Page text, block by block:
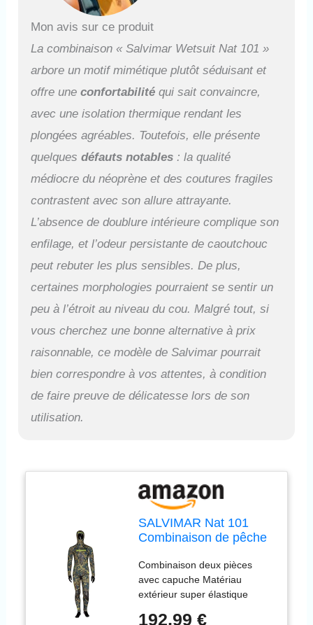
Mon avis sur ce produit
La combinaison « Salvimar Wetsuit Nat 101 »
arbore un motif mimétique plutôt séduisant et
offre uneconfortabilité qui sait convaincre,
avec une isolation thermique rendant les
plongées agréables. Toutefois, elle présente
quelquesdéfauts notables : la qualité
médiocre du néoprène et des coutures fragiles
contrastent avec son allure attrayante.
L’absence de doublure intérieure complique son
enfilage, et l’odeur persistante de caoutchouc
peut rebuter les plus sensibles. De plus,
certaines morphologies pourraient se sentir un
peu à l’étroit au niveau du cou. Malgré tout, si
vous cherchez une bonne alternative à prix
raisonnable, ce modèle de Salvimar pourrait
bien correspondre à vos attentes, à condition
de faire preuve de délicatesse lors de son
utilisation.
SALVIMAR Nat 101
Combinaison de pêche
Mimétique, 5,5mm-S
Combinaison deux pièces
avec capuche Matériau
extérieur super élastique
192,99 €